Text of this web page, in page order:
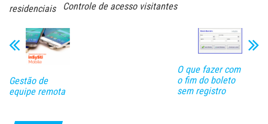
residenciais
Controle de acesso visitantes
Gestão de
equipe remota
O que fazer com
o fim do boleto
sem registro